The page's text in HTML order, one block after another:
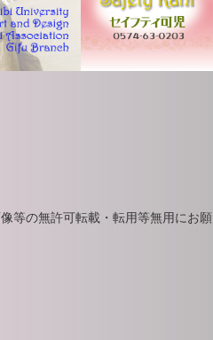
等の無許可転載・転用等無用にお願